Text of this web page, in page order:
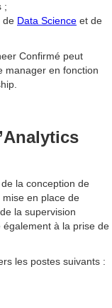
;
de Data Science et de
Confirmé peut
manager en fonction
la conception de
mise en place de
la supervision
également à la prise de
les postes suivants :